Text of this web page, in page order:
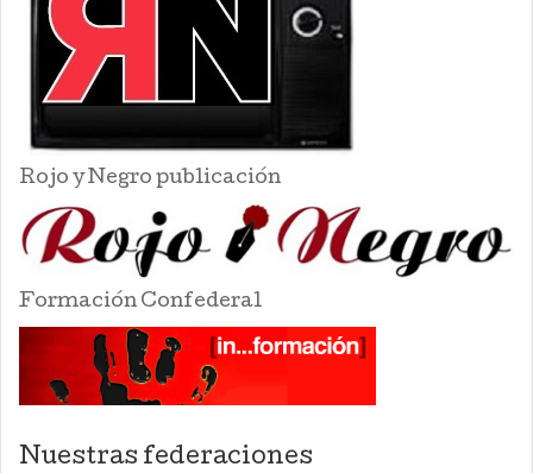
Rojo y Negro publicación
Formación Confederal
Nuestras federaciones